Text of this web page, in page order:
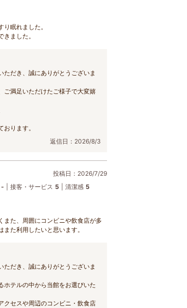
眠れました。
ました。
ただき、誠にありがとうございま
ご満足いただけたご様子で大変嬉
ります。
返信日：2026/8/3
投稿日：2026/7/29
- 接客・サービス 5 清潔感 5
また、周囲にコンビニや飲食店が多
た利用したいと思います。
ただき、誠にありがとうございま
ホテルの中から当館をお選びいた
クセスや周辺のコンビニ・飲食店